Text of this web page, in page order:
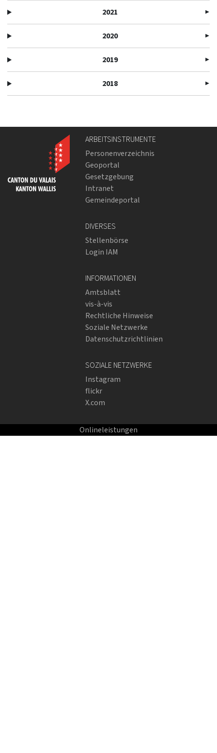
2021
2020
2019
2018
ARBEITSINSTRUMENTE
Personenverzeichnis
Geoportal
Gesetzgebung
Intranet
Gemeindeportal
DIVERSES
Stellenbörse
Login IAM
INFORMATIONEN
Amtsblatt
vis-à-vis
Rechtliche Hinweise
Soziale Netzwerke
Datenschutzrichtlinien
SOZIALE NETZWERKE
Instagram
flickr
X.com
Onlineleistungen